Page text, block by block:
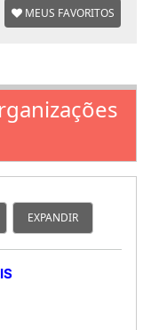
MEUS FAVORITOS
EXPANDIR